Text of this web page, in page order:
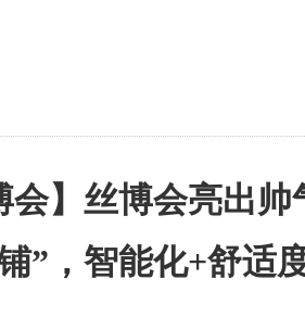
会】丝博会亮出
”，智能化+舒适